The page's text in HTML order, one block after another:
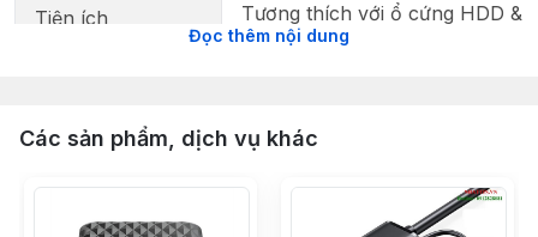
Tiện ích
Tương thích với ổ cứng HDD &
Tốc độ truyền dữ liệu 5Gbps
Đọc thêm nội dung
Các sản phẩm, dịch vụ khác